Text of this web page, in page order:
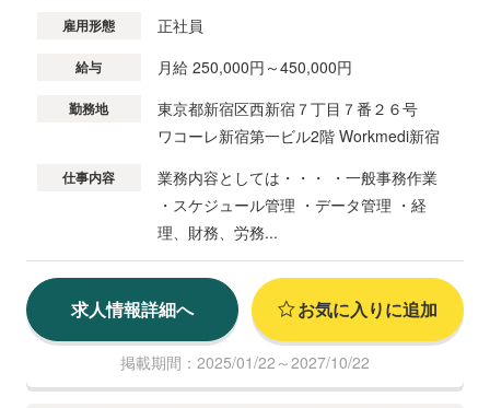
雇用形態 正社員
給与 月給 250,000円～450,000円
勤務地
東京都新宿区西新宿７丁目７番２６号
ワコーレ新宿第一ビル2階 Workmedi新宿
仕事内容
業務内容としては・・・ ・一般事務作業
・スケジュール管理 ・データ管理 ・経
理、財務、労務...
求人情報詳細へ お気に入りに追加
掲載期間：2025/01/22～2027/10/22